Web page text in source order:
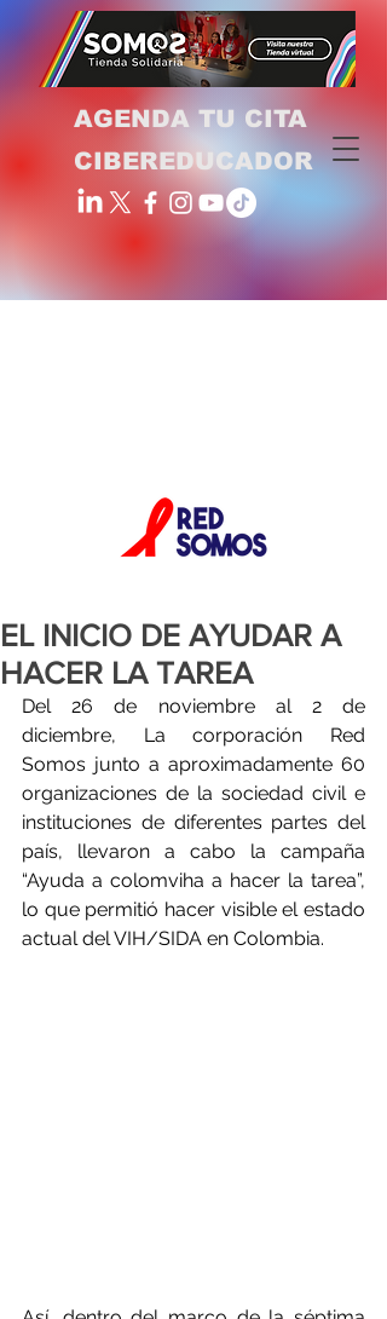
AGENDA TU CITA
CIBEREDUCADOR
EL INICIO DE AYUDAR A
HACER LA TAREA
Del 26 de noviembre al 2 de
diciembre, La corporación Red
Somos junto a aproximadamente 60
organizaciones de la sociedad civil e
instituciones de diferentes partes del
país, llevaron a cabo la campaña
“Ayuda a colomviha a hacer la tarea”,
lo que permitió hacer visible el estado
actual del VIH/SIDA en Colombia.